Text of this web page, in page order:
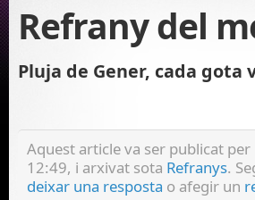
Refrany del
Pluja de Gener, cada gota
Aquest article va ser publicat per
12:49, i arxivat sota Refranys.
deixar una resposta o afegir un